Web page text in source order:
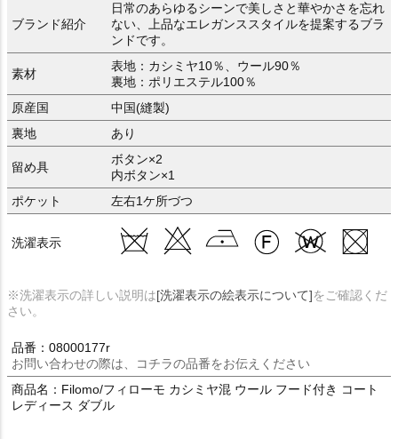
ブランド紹介
日常のあらゆるシーンで美しさと華やかさを忘れ
ない、上品なエレガンススタイルを提案するブラ
ンドです。
素材
表地：カシミヤ10％、ウール90％
裏地：ポリエステル100％
原産国
中国(縫製)
裏地
あり
留め具
ボタン×2
内ボタン×1
ポケット
左右1ケ所づつ
洗濯表示
※洗濯表示の詳しい説明は[洗濯表示の絵表示について]をご確認くだ
さい。
品番：08000177r
お問い合わせの際は、コチラの品番をお伝えください
商品名：Filomo/フィローモ カシミヤ混 ウール フード付き コート
レディース ダブル